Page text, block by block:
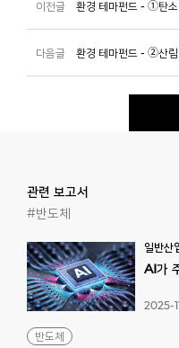
이전글 환경 테마펀드 - ①탄
다음글 환경 테마펀드 - ②산
관련 보고서
#반도체
일반산
AI가
반도체
2025-